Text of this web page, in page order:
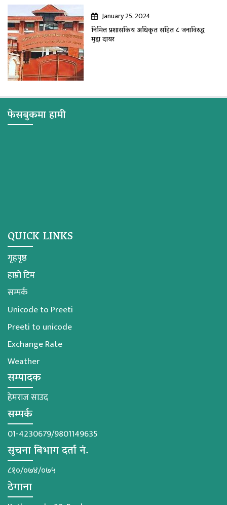
January 25, 2024
निमित्त प्रशासकिय अधिकृत सहित ८ जनाविरुद्ध
मुद्दा दायर
फेसबुकमा हामी
QUICK LINKS
गृहपृष्ठ
हाम्रो टिम
सम्पर्क
Unicode to Preeti
Preeti to unicode
Exchange Rate
Weather
सम्पादक
हेमराज साउद
सम्पर्क
01-4230679/9801149635
सूचना बिभाग दर्ता नं.
८१०/०७४/०७५
ठेगाना